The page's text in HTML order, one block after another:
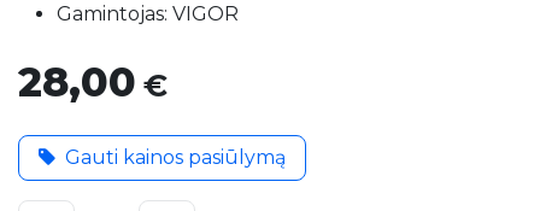
Gamintojas: VIGOR
28,00 €
Gauti kainos pasiūlymą